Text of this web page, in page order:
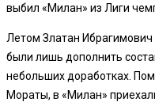
выбил «Милан» из Лиги
Летом Златан
были лишь дополнить
небольших доработках.
Мораты, в «Милан»